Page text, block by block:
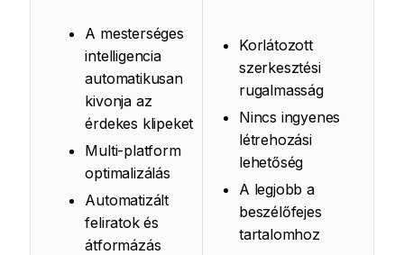
A mesterséges
intelligencia
automatikusan
kivonja az
érdekes klipeket
Multi-platform
optimalizálás
Automatizált
feliratok és
átformázás
Korlátozott
szerkesztési
rugalmasság
Nincs ingyenes
létrehozási
lehetőség
A legjobb a
beszélőfejes
tartalomhoz